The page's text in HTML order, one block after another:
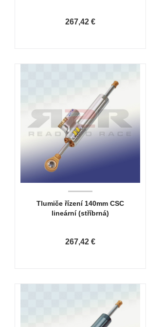
267,42 €
Tlumiče řízení 140mm CSC
lineární (stříbrná)
267,42 €